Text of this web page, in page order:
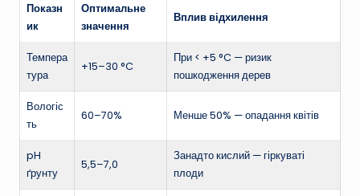
Показн
ик
Оптимальне
значення
Вплив відхилення
Темпера
тура
+15–30 °C
При < +5 °C — ризик
пошкодження дерев
Вологіс
ть
60–70% Менше 50% — опадання квітів
pH
ґрунту
5,5–7,0
Занадто кислий — гіркуваті
плоди